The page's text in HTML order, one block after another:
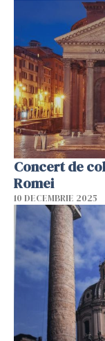
Concert de
Romei
10 DECEMBRIE 2025